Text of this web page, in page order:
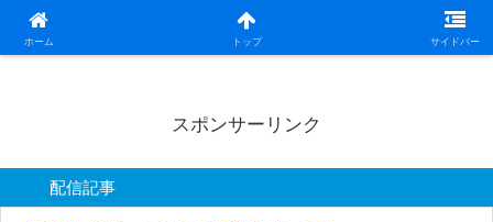
ホーム トップ サイドバー
日本第一！ニュース録
スポンサーリンク
配信記事